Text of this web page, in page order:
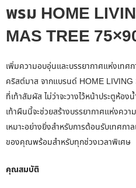
พรม HOME
MAS TREE
เพิ่มความอบอุ่นและบรรยากาศแห่งเท
คริสต์มาส จากแบรนด์ HOME
ที่เท้าสัมผัส ไม่ว่าจะวางไว้หน้าประตูห้อ
เท้าผืนนี้จะช่วยสร้างบรรยากาศแห่งคว
เหมาะอย่างยิ่งสำหรับการต้อนรับเทศก
ของคุณพร้อมสำหรับทุกช่วงเวลาพิเศษ
คุณสมบัติ